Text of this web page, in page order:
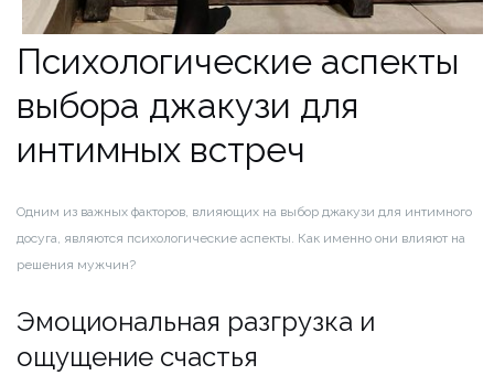
Психологические аспекты
выбора джакузи для
интимных встреч
Одним из важных факторов, влияющих на выбор джакузи для интимного
досуга, являются психологические аспекты. Как именно они влияют на
решения мужчин?
Эмоциональная разгрузка и
ощущение счастья